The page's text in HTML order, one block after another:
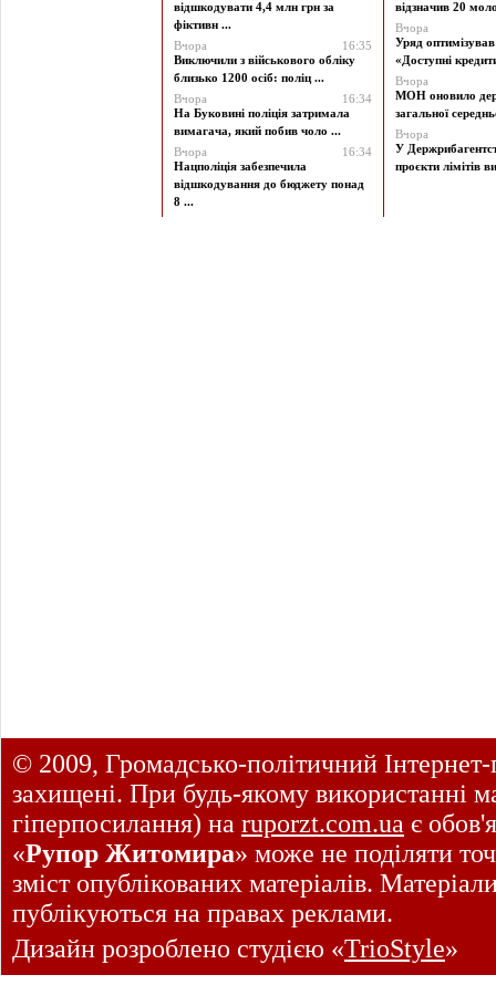
відшкодувати 4,4 млн грн за
фіктивн ...
Вчора
16:35
Виключили з військового обліку
близько 1200 осіб: поліц ...
Вчора
16:34
На Буковині поліція затримала
вимагача, який побив чоло ...
Вчора
16:34
Нацполіція забезпечила
відшкодування до бюджету понад
8 ...
відзначив 20
Вчора
Уряд
«Доступні
Вчора
МОН оновило
загальної
Вчора
У
проєкти лімітів
© 2009, Громадсько-політичний
захищені. При будь-якому використанні
гіперпосилання) на ruporzt.com.ua є
«Рупор Житомира» може не поділяти
зміст опублікованих матеріалів.
публікуються на правах реклами.
Дизайн розроблено студією «TrioStyle»